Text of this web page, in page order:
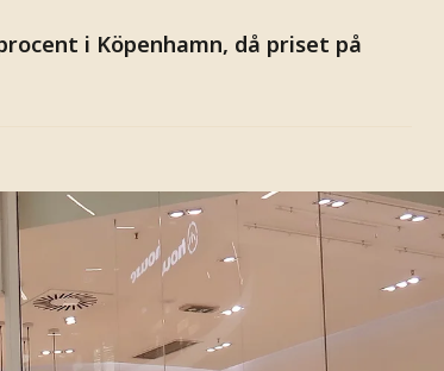
i Köpenhamn, då priset på